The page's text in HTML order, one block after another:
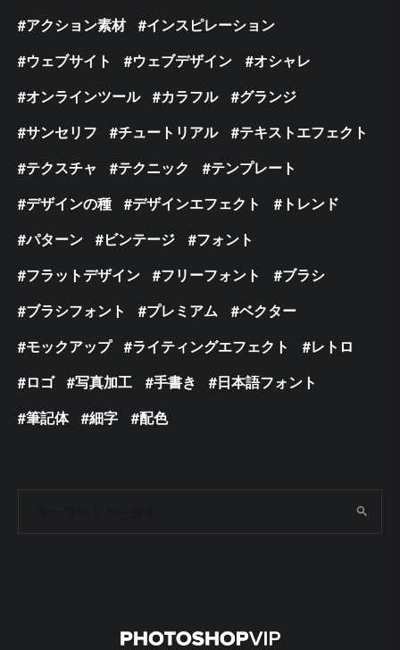
アクション素材
インスピレーション
ウェブサイト
ウェブデザイン
オシャレ
オンラインツール
カラフル
グランジ
サンセリフ
チュートリアル
テキストエフェクト
テクスチャ
テクニック
テンプレート
デザインの種
デザインエフェクト
トレンド
パターン
ビンテージ
フォント
フラットデザイン
フリーフォント
ブラシ
ブラシフォント
プレミアム
ベクター
モックアップ
ライティングエフェクト
レトロ
ロゴ
写真加工 手書き
日本語フォント
筆記体
細字 配色